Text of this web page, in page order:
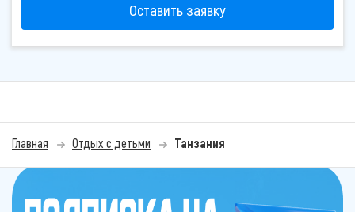
Оставить заявку
Главная Отдых с детьми Танзания